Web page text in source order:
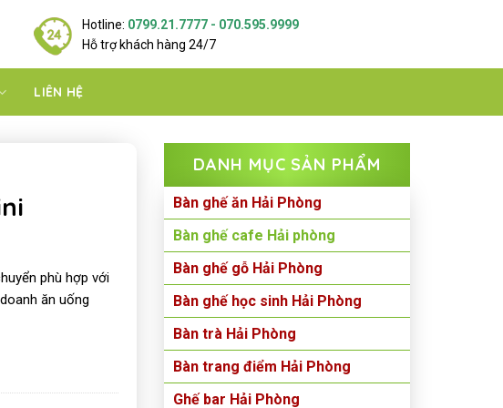
Hotline: 0799.21.7777 - 070.595.9999
Hỗ trợ khách hàng 24/7
LIÊN HỆ
DANH MỤC SẢN PHẨM
Bàn ghế ăn Hải Phòng
Bàn ghế cafe Hải phòng
Bàn ghế gỗ Hải Phòng
Bàn ghế học sinh Hải Phòng
Bàn trà Hải Phòng
Bàn trang điểm Hải Phòng
Ghế bar Hải Phòng
phù hợp với
ăn uống